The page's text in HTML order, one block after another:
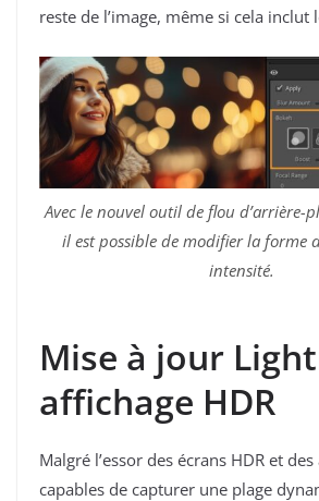
reste de l’image, même si cela inclut
Avec le nouvel outil de flou d’arrière-
il est possible de modifier la forme
intensité.
Mise à jour
affichage HDR
Malgré l’essor des écrans HDR et
capables de capturer une plage